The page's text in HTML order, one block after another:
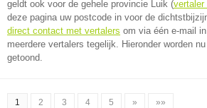
geldt ook voor de gehele provincie Luik (vertaler
deze pagina uw postcode in voor de
direct contact met vertalers om via één e-mail
meerdere vertalers tegelijk. Hieronder worden
getoond.
1 2 3 4 5 » »»